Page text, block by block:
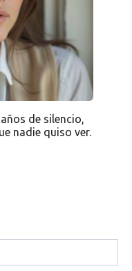
de silencio,
nadie quiso ver.